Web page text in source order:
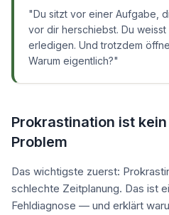
"Du sitzt vor einer Aufgabe,
vor dir herschiebst. Du
erledigen. Und trotzdem
Warum eigentlich?"
Prokrastination ist
Problem
Das wichtigste zuerst:
schlechte Zeitplanung. Das ist
Fehldiagnose — und erklärt